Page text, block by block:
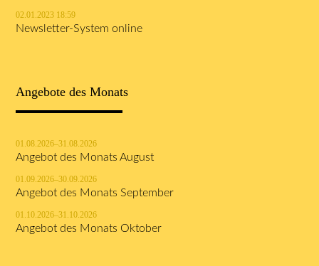
02.01.2023 18:59
Newsletter-System online
Angebote des Monats
01.08.2026–31.08.2026
Angebot des Monats August
01.09.2026–30.09.2026
Angebot des Monats September
01.10.2026–31.10.2026
Angebot des Monats Oktober